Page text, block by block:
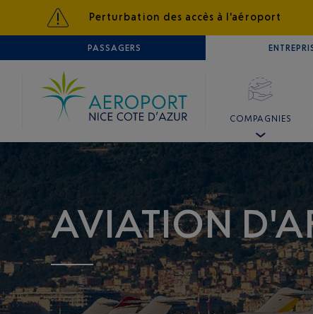
Perturbation des accès à l'aéroport
PASSAGERS
AÉROPORTNICE CÔTE D'AZUR
COMPAGNIES
AVIATION